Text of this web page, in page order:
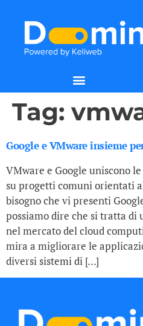
Tag:
Google e VMware insieme
VMware e Google uniscono
su progetti comuni orientati
bisogno che vi presenti
possiamo dire che si tratta di
nel mercato del cloud
mira a migliorare le
diversi sistemi di […]